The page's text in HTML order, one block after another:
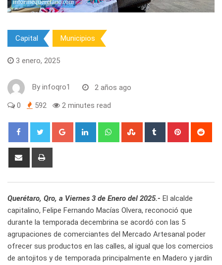
Capital Municipios
3 enero, 2025
By infoqro1 2 años ago
0 592 2 minutes read
Google+ LinkedIn WhatsappStumbleUpon
Tumblr Pinterest
Share
Querétaro, Qro, a Viernes 3 de Enero del 2025.- El alcalde
capitalino, Felipe Fernando Macías Olvera, reconoció que
durante la temporada decembrina se acordó con las 5
agrupaciones de comerciantes del Mercado Artesanal poder
ofrecer sus productos en las calles, al igual que los comercios
de antojitos y de temporada principalmente en Madero y jardín